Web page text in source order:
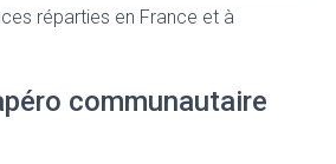
réparties en France et à
communautaire